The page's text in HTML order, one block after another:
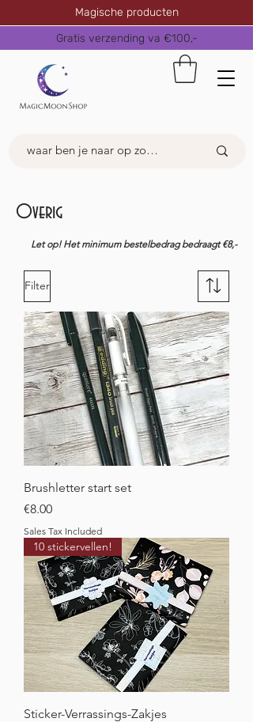
Magische producten
Gratis verzending va €100,-
Overig
Let op! Het minimum bestelbedrag bedraagt €8,-
Filter
Brushletter start set
Price
€8.00
Sales Tax Included
10 stickervellen!
Sticker-Verrassings-Zakjes